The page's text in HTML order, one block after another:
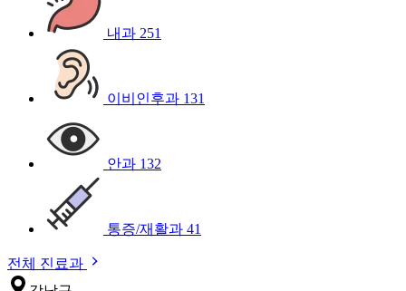
내과 251
이비인후과 131
안과 132
통증/재활과 41
전체 진료과